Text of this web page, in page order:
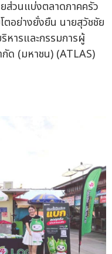
ส่วนแบ่งตลาดภาคครัว
ตอย่างยั่งยืน นายสุวัชชัย
หารและกรรมการผู้
ด (มหาชน) (ATLAS)